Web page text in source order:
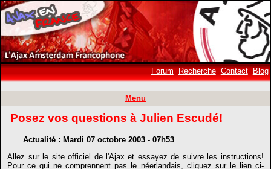
Forum Recherche Contact Blog
Menu
Posez vos questions à Julien Escudé!
Actualité : Mardi 07 octobre 2003 - 07h53
Allez sur le site officiel de l'Ajax et essayez de suivre les instructions!
Pour ce qui ne comprennent pas le néerlandais, cliquez sur le lien ci-